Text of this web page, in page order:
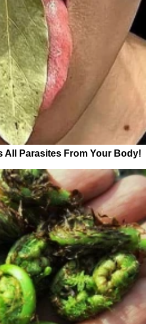
All Parasites From Your Body!